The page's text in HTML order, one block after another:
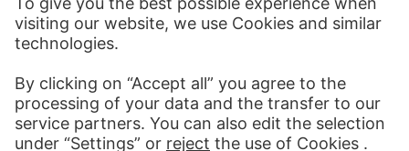
All rights reserved.
DIGITAL COLLECTION
Works
Artists
Albums